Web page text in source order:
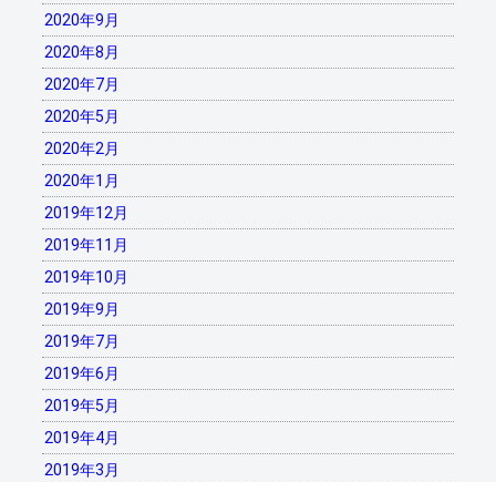
2020年9月
2020年8月
2020年7月
2020年5月
2020年2月
2020年1月
2019年12月
2019年11月
2019年10月
2019年9月
2019年7月
2019年6月
2019年5月
2019年4月
2019年3月